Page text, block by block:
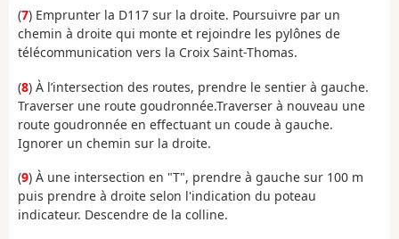
(7) Emprunter la D117 sur la droite. Poursuivre par un
chemin à droite qui monte et rejoindre les pylônes de
télécommunication vers la Croix Saint-Thomas.
(8) À l’intersection des routes, prendre le sentier à gauche.
Traverser une route goudronnée.Traverser à nouveau une
route goudronnée en effectuant un coude à gauche.
Ignorer un chemin sur la droite.
(9) À une intersection en "T", prendre à gauche sur 100 m
puis prendre à droite selon l'indication du poteau
indicateur. Descendre de la colline.